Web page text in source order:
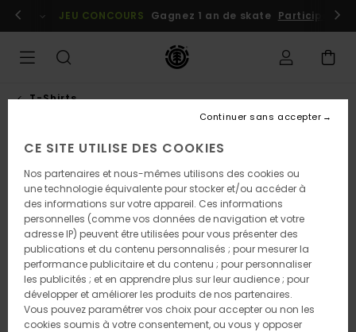
l'information
Se connecter / s'inscrire
JEU CONCOURS Gagnez 1 an de skate Participez
T-Shirts
CE SITE UTILISE DES COOKIES
Nos partenaires et nous-mêmes utilisons des cookies ou
une technologie équivalente pour stocker et/ou accéder à
des informations sur votre appareil. Ces informations
personnelles (comme vos données de navigation et votre
adresse IP) peuvent être utilisées pour vous présenter des
publications et du contenu personnalisés ; pour mesurer la
performance publicitaire et du contenu ; pour personnaliser
les publicités ; et en apprendre plus sur leur audience ; pour
développer et améliorer les produits de nos partenaires.
Vous pouvez paramétrer vos choix pour accepter ou non les
cookies soumis à votre consentement, ou vous y opposer
Continuer sans accepter